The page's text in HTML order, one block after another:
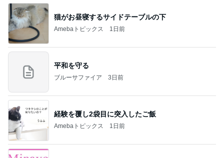
猫がお昼寝するサイドテーブルの下
Amebaトピックス 1日前
平和を守る
ブルーサファイア 3日前
経験を覆し2袋目に突入したご飯
Amebaトピックス 1日前